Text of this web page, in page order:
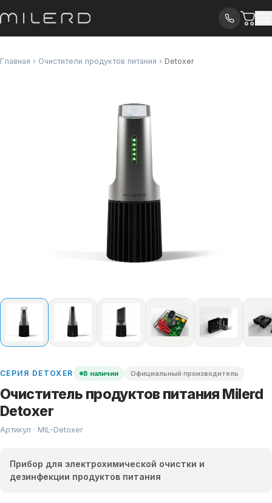
Главная › Очистители продуктов питания › Detoxer
СЕРИЯ DETOXER В наличии Официальный производитель
Очиститель продуктов питания Milerd
Detoxer
Артикул · MIL-Detoxer
Прибор для электрохимической очистки и
дезинфекции продуктов питания